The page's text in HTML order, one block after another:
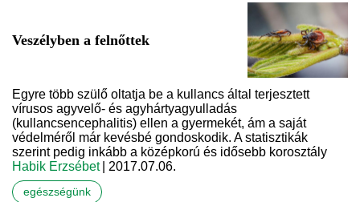
Veszélyben a felnőttek
Egyre több szülő oltatja be a kullancs által terjesztett
vírusos agyvelő- és agyhártyagyulladás
(kullancsencephalitis) ellen a gyermekét, ám a saját
védelméről már kevésbé gondoskodik. A statisztikák
szerint pedig inkább a középkorú és idősebb korosztály
Habik Erzsébet
| 2017.07.06.
egészségünk